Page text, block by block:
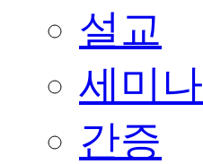
설교
세미나
간증